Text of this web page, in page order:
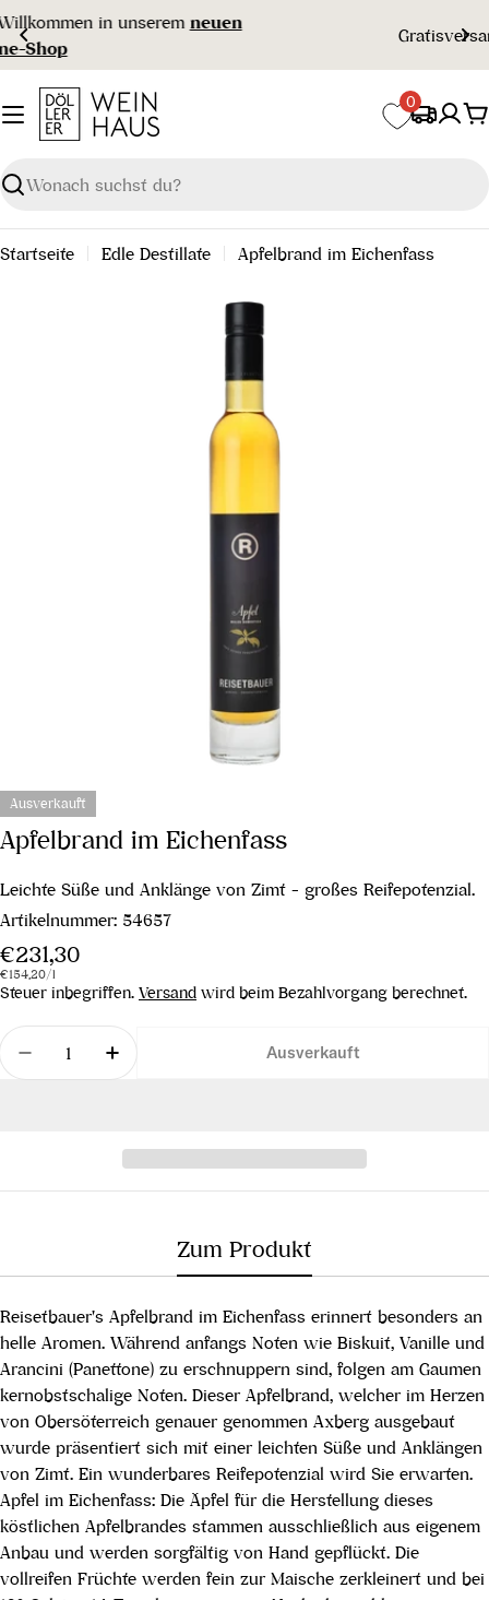
Zum
Inhalt
springen
Gratisversand ab € 99 🇦🇹
Suchen
0
Startseite Edle Destillate Apfelbrand im Eichenfass
Ausverkauft
Apfelbrand im Eichenfass
Leichte Süße und Anklänge von Zimt - großes Reifepotenzial.
Artikelnummer: 54657
Regulärer
Preis
€231,30
Stückpreis
€154,20/pro
l
Steuer inbegriffen. Versand wird beim Bezahlvorgang berechnet.
Menge
Menge für Apfelbrand im Eichenfass verringern
Menge für Apfelbrand im Eichenfass
Ausverkauft
Zum Produkt
Reisetbauer's Apfelbrand im Eichenfass erinnert besonders an
helle Aromen. Während anfangs Noten wie Biskuit, Vanille und
Arancini (Panettone) zu erschnuppern sind, folgen am Gaumen
kernobstschalige Noten. Dieser Apfelbrand, welcher im Herzen
von Obersöterreich genauer genommen Axberg ausgebaut
wurde präsentiert sich mit einer leichten Süße und Anklängen
von Zimt. Ein wunderbares Reifepotenzial wird Sie erwarten.
Apfel im Eichenfass: Die Äpfel für die Herstellung dieses
köstlichen Apfelbrandes stammen ausschließlich aus eige­nem
Anbau und werden sorgfältig von Hand gepflückt. Die
vollreifen Früchte werden fein zur Maische zerkleinert und bei